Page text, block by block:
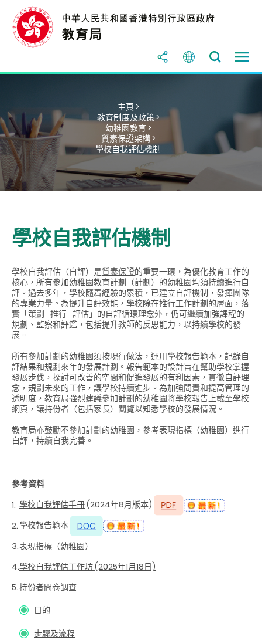
主頁 >
教育制度及政策 >
幼稚園教育 >
質素保證架構 >
學校自我評估機制
學校自我評估機制
學校自我評估（自評）是質素保證的重要一環，為優化教育工作的
核心，所有參加幼稚園教育計劃 （計劃）的幼稚園均須持續進行自
評。過去多年，學校隨着經驗的累積，已建立自評機制，發揮團隊
的專業力量。為提升自評效能，學校除在推行工作計劃的層面，落
實「策劃─推行─評估」的自評循環理念外，仍可繼續加強課程的
規劃、監察和評鑑，包括提升教師的反思能力，以持續學校的發
展。
所有參加計劃的幼稚園須按現行做法，運用學校報告範本 ，記錄自
評結果和規劃來年的發展計劃。報告範本的設計旨在幫助學校掌握
發展步伐，探討可改善的空間和促進發展的有利因素，貫徹自評理
念，規劃未來的工作，讓學校持續進步。為加強問責和提高管理的
透明度，教育局強烈建議參加計劃的幼稚園將學校報告上載至學校
網頁，讓持份者（包括家長）閱覽以知悉學校的發展情況。
教育局亦鼓勵不參加計劃的幼稚園，參考表現指標（幼稚園） 進行
自評，持續自我完善。
參考資料
1. 學校自我評估手冊(2024年8月版本)
2.學校報告範本
3.表現指標（幼稚園）
4.學校自我評估工作坊 (2025年1月18日)
5.持份者問卷調查
目的
步驟及流程